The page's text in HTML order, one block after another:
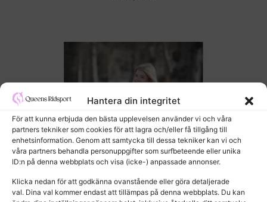
Hantera din integritet
För att kunna erbjuda den bästa upplevelsen använder vi och våra
partners tekniker som cookies för att lagra och/eller få tillgång till
enhetsinformation. Genom att samtycka till dessa tekniker kan vi och
våra partners behandla personuppgifter som surfbeteende eller unika
ID:n på denna webbplats och visa (icke-) anpassade annonser.
Klicka nedan för att godkänna ovanstående eller göra detaljerade
val. Dina val kommer endast att tillämpas på denna webbplats. Du kan